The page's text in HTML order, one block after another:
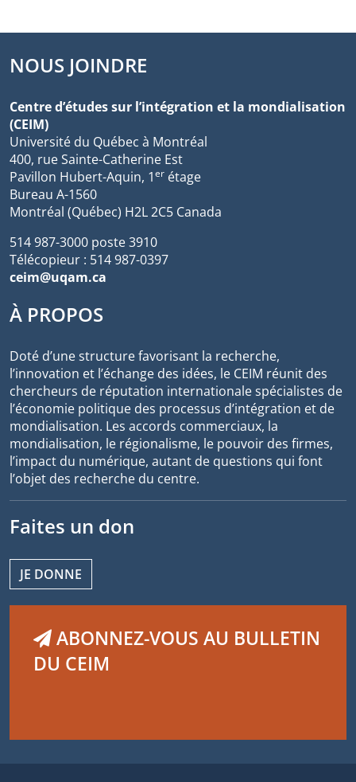
NOUS JOINDRE
Centre d’études sur l’intégration et la mondialisation
(CEIM)
Université du Québec à Montréal
400, rue Sainte-Catherine Est
Pavillon Hubert-Aquin, 1er étage
Bureau A-1560
Montréal (Québec) H2L 2C5 Canada
514 987-3000 poste 3910
Télécopieur : 514 987-0397
ceim@uqam.ca
À PROPOS
Doté d’une structure favorisant la recherche,
l’innovation et l’échange des idées, le CEIM réunit des
chercheurs de réputation internationale spécialistes de
l’économie politique des processus d’intégration et de
mondialisation. Les accords commerciaux, la
mondialisation, le régionalisme, le pouvoir des firmes,
l’impact du numérique, autant de questions qui font
l’objet des recherche du centre.
Faites un don
JE DONNE
ABONNEZ-VOUS AU BULLETIN
DU CEIM